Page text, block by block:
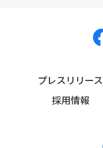
プレスリリース
採用情報